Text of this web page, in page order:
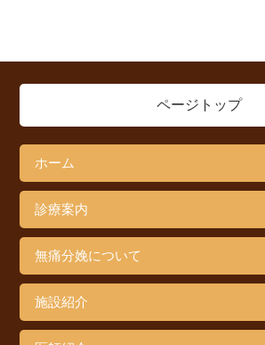
ページトップ
ホーム
診療案内
無痛分娩について
施設紹介